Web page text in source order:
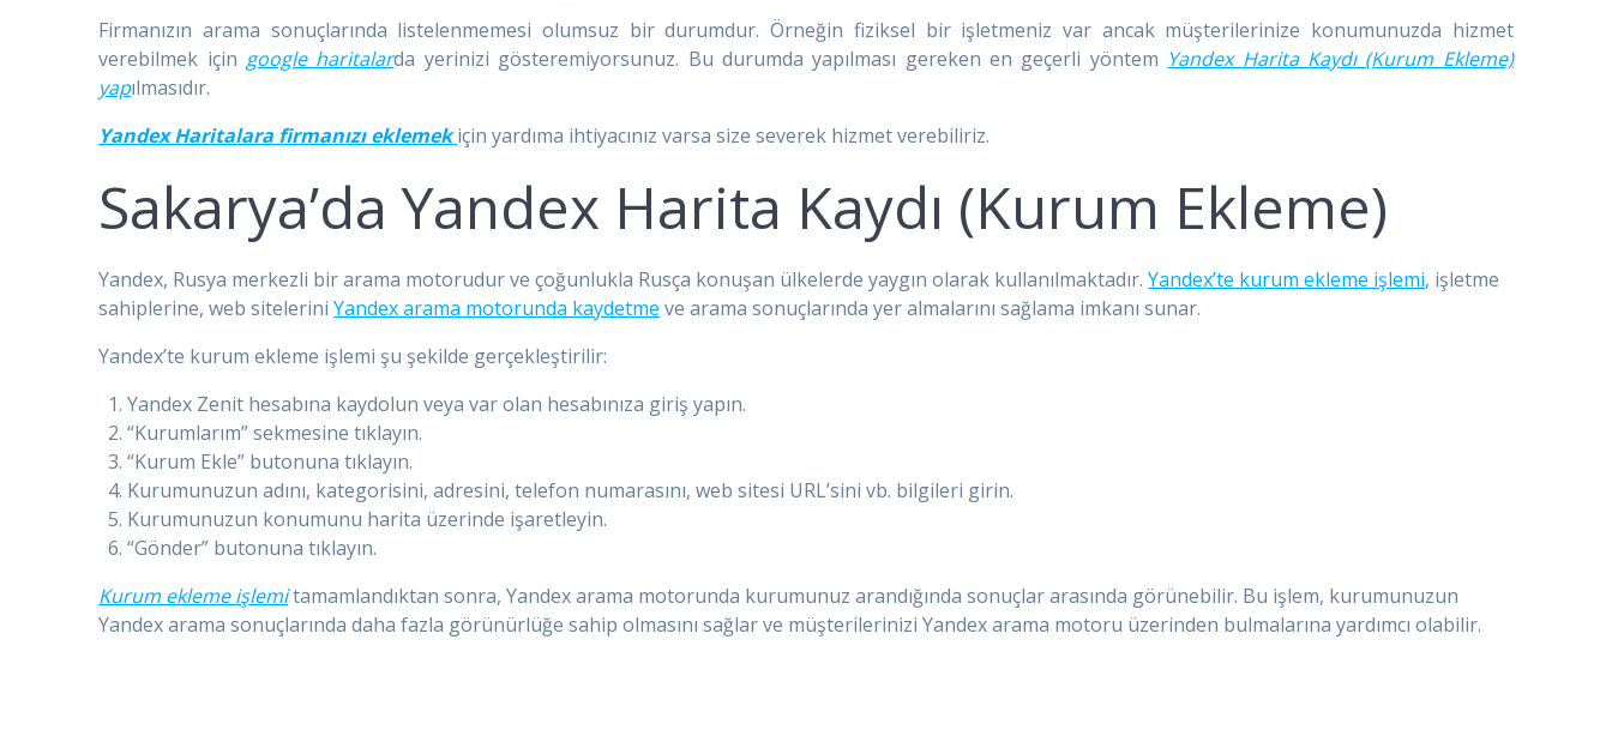
Firmanızın arama sonuçlarında listelenmemesi olumsuz bir durumdur. Örneğin fiziksel bir işletmeniz var ancak müşterilerinize konumunuzda hizmet
verebilmek için google haritalarda yerinizi gösteremiyorsunuz. Bu durumda yapılması gereken en geçerli yöntem Yandex Harita Kaydı (Kurum Ekleme)
yapılmasıdır.
Yandex Haritalara firmanızı eklemek için yardıma ihtiyacınız varsa size severek hizmet verebiliriz.
Sakarya’da Yandex Harita Kaydı (Kurum Ekleme)
Yandex, Rusya merkezli bir arama motorudur ve çoğunlukla Rusça konuşan ülkelerde yaygın olarak kullanılmaktadır.Yandex’te kurum ekleme işlemi, işletme
sahiplerine, web siteleriniYandex arama motorunda kaydetme ve arama sonuçlarında yer almalarını sağlama imkanı sunar.
Yandex’te kurum ekleme işlemi şu şekilde gerçekleştirilir:
Yandex Zenit hesabına kaydolun veya var olan hesabınıza giriş yapın.
“Kurumlarım” sekmesine tıklayın.
“Kurum Ekle” butonuna tıklayın.
Kurumunuzun adını, kategorisini, adresini, telefon numarasını, web sitesi URL’sini vb. bilgileri girin.
Kurumunuzun konumunu harita üzerinde işaretleyin.
“Gönder” butonuna tıklayın.
Kurum ekleme işlemitamamlandıktan sonra, Yandex arama motorunda kurumunuz arandığında sonuçlar arasında görünebilir. Bu işlem, kurumunuzun
Yandex arama sonuçlarında daha fazla görünürlüğe sahip olmasını sağlar ve müşterilerinizi Yandex arama motoru üzerinden bulmalarına yardımcı olabilir.